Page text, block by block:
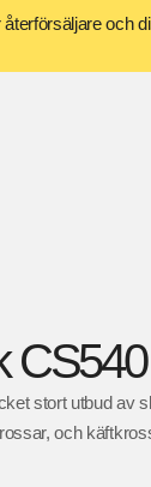
och
CS540
stort utbud av
och